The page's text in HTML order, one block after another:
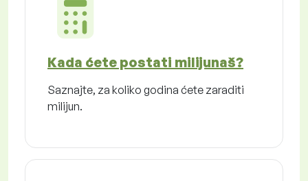
Kada ćete postati milijunaš?
Saznajte, za koliko godina ćete zaraditi
milijun.